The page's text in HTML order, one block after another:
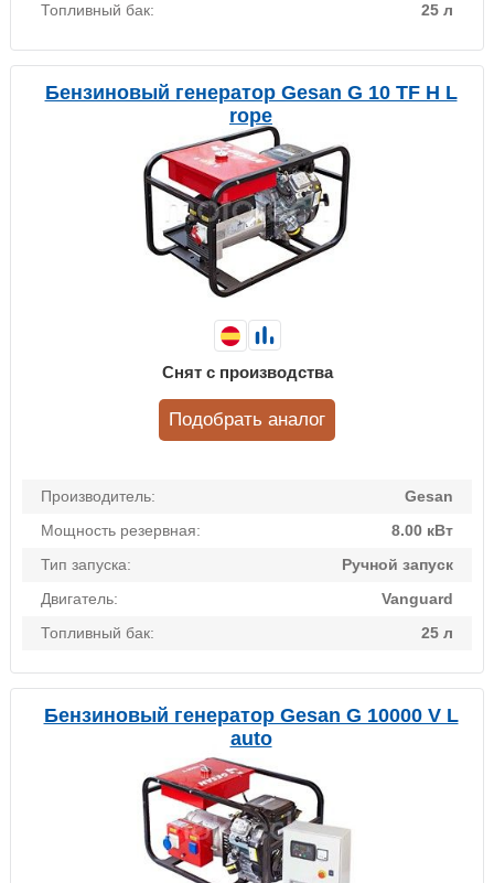
Топливный бак:
25 л
Бензиновый генератор Gesan G 10 TF H L
rope
Производитель:
Gesan
Мощность резервная:
8.00 кВт
Тип запуска:
Ручной запуск
Двигатель:
Vanguard
Топливный бак:
25 л
Снят с производства
Подобрать аналог
Бензиновый генератор Gesan G 10000 V L
auto